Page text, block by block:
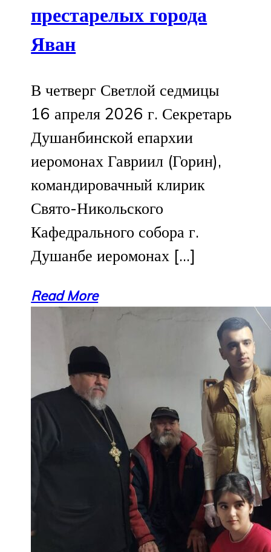
престарелых города
Яван
В четверг Светлой седмицы
16 апреля 2026 г. Секретарь
Душанбинской епархии
иеромонах Гавриил (Горин),
командировачный клирик
Свято-Никольского
Кафедрального собора г.
Душанбе иеромонах […]
Read More